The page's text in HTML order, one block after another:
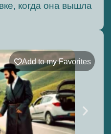
когда она вышла
Add to my Favorites